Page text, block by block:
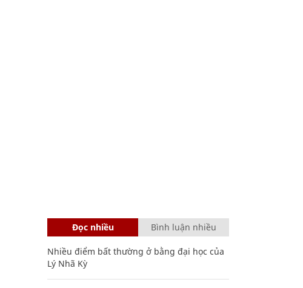
Đọc nhiều Bình luận nhiều
Nhiều điểm bất thường ở bằng đại học của
Lý Nhã Kỳ